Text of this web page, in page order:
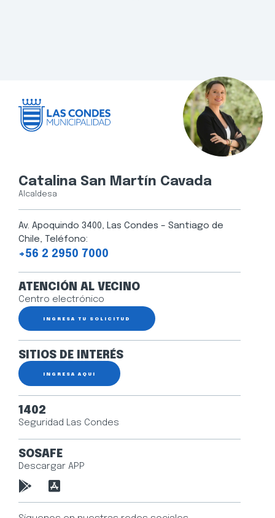
Catalina San Martín Cavada
Alcaldesa
Av. Apoquindo 3400, Las Condes – Santiago de
Chile, Teléfono:
+56 2 2950 7000
ATENCIÓN AL VECINO
Centro electrónico
INGRESA TU SOLICITUD
SITIOS DE INTERÉS
INGRESA AQUÍ
1402
Seguridad Las Condes
SOSAFE
Descargar APP